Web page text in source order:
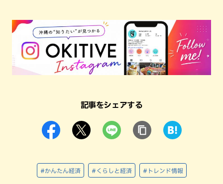
記事をシェアする
#かんたん経済 #くらしと経済 #トレンド情報